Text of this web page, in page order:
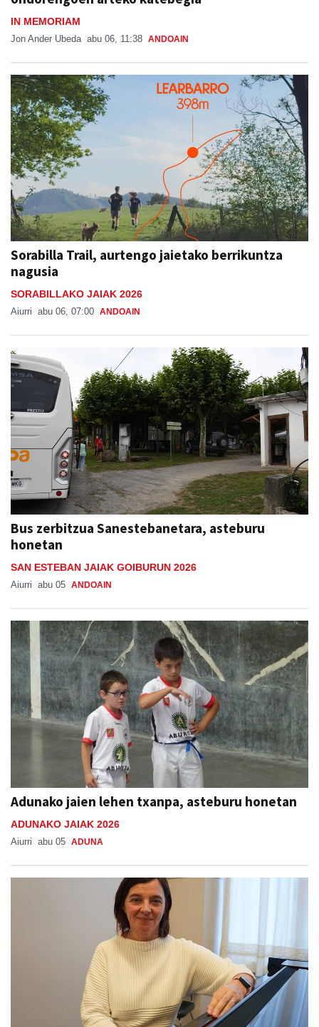
IN MEMORIAM
Jon Ander Ubeda abu 06, 11:38 ANDOAIN
Sorabilla Trail, aurtengo jaietako berrikuntza
nagusia
SORABILLAKO JAIAK 2026
Aiurri abu 06, 07:00 ANDOAIN
Bus zerbitzua Sanestebanetara, asteburu
honetan
SAN ESTEBAN JAIAK GOIBURUN 2026
Aiurri abu 05 ANDOAIN
Adunako jaien lehen txanpa, asteburu honetan
ADUNAKO JAIAK 2026
Aiurri abu 05 ADUNA